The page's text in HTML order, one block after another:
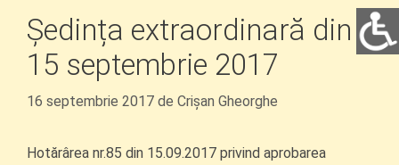
Ședința extraordinară din
15 septembrie 2017
16 septembrie 2017 de Crișan Gheorghe
Hotărârea nr.85 din 15.09.2017 privind aprobarea